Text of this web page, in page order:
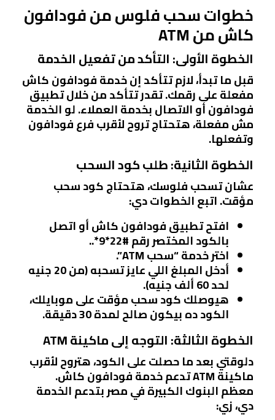
خطوات سحب فلوس من فودافون
كاش من ATM
الخطوة الأولى: التأكد من تفعيل الخدمة
قبل ما تبدأ، لازم تتأكد إن خدمة فودافون كاش
مفعلة على رقمك. تقدر تتأكد من خلال تطبيق
فودافون أو الاتصال بخدمة العملاء. لو الخدمة
مش مفعلة، هتحتاج تروح لأقرب فرع فودافون
وتفعلها.
الخطوة الثانية: طلب كود السحب
عشان تسحب فلوسك، هتحتاج كود سحب
مؤقت. اتبع الخطوات دي:
افتح تطبيق فودافون كاش أو اتصل
بالكود المختصر رقم #22*9*..
اختر خدمة “سحب ATM”.
أدخل المبلغ اللي عايز تسحبه (من 20 جنيه
لحد 60 ألف جنيه).
هيوصلك كود سحب مؤقت على موبايلك،
الكود ده بيكون صالح لمدة 30 دقيقة.
الخطوة الثالثة: التوجه إلى ماكينة ATM
دلوقتي بعد ما حصلت على الكود، هتروح لأقرب
ماكينة ATM تدعم خدمة فودافون كاش.
معظم البنوك الكبيرة في مصر بتدعم الخدمة
دي، زي: